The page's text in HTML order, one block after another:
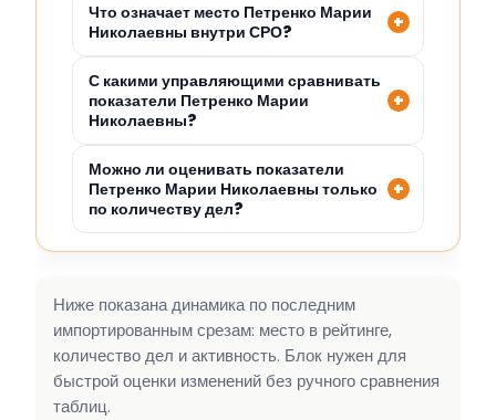
Что означает место Петренко Марии
Николаевны внутри СРО?
С какими управляющими сравнивать
показатели Петренко Марии
Николаевны?
Можно ли оценивать показатели
Петренко Марии Николаевны только
по количеству дел?
Ниже показана динамика по последним
импортированным срезам: место в рейтинге,
количество дел и активность. Блок нужен для
быстрой оценки изменений без ручного сравнения
таблиц.